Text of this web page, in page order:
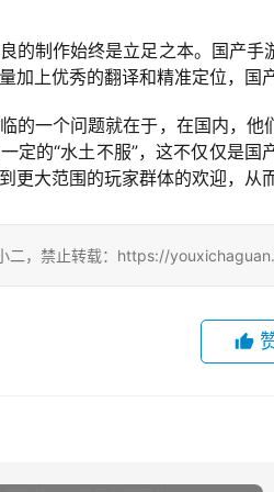
的制作始终是立足之本。国产
加上优秀的翻译和精准定位，国
的一个问题就在于，在国内，
定的“水土不服”，这不仅仅是
更大范围的玩家群体的欢迎，从
二，禁止转载：https://